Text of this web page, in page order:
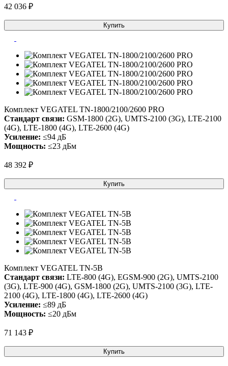
42 036 ₽
Купить
Комплект VEGATEL TN-1800/2100/2600 PRO
Стандарт связи: GSM-1800 (2G), UMTS-2100 (3G), LTE-2100
(4G), LTE-1800 (4G), LTE-2600 (4G)
Усиление: ≤94 дБ
Мощность: ≤23 дБм
48 392 ₽
Купить
Комплект VEGATEL TN-5B
Стандарт связи: LTE-800 (4G), EGSM-900 (2G), UMTS-2100
(3G), LTE-900 (4G), GSM-1800 (2G), UMTS-2100 (3G), LTE-
2100 (4G), LTE-1800 (4G), LTE-2600 (4G)
Усиление: ≤89 дБ
Мощность: ≤20 дБм
71 143 ₽
Купить